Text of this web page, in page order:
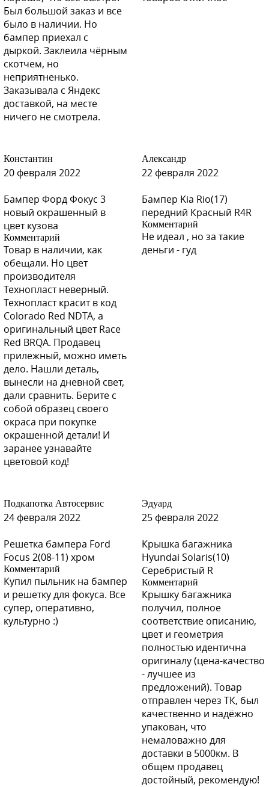
Был большой заказ и все
было в наличии. Но
бампер приехал с
дыркой. Заклеила чёрным
скотчем, но
неприятненько.
Заказывала с Яндекс
доставкой, на месте
ничего не смотрела.
Константин
20 февраля 2022
Бампер Форд Фокус 3
новый окрашенный в
цвет кузова
Комментарий
Товар в наличии, как
обещали. Но цвет
производителя
Технопласт неверный.
Технопласт красит в код
Colorado Red NDTA, а
оригинальный цвет Race
Red BRQA. Продавец
прилежный, можно иметь
дело. Нашли деталь,
вынесли на дневной свет,
дали сравнить. Берите с
собой образец своего
окраса при покупке
окрашенной детали! И
заранее узнавайте
цветовой код!
Александр
22 февраля 2022
Бампер Kia Rio(17)
передний Красный R4R
Комментарий
Не идеал , но за такие
деньги - гуд
Подкапотка Автосервис
24 февраля 2022
Решетка бампера Ford
Focus 2(08-11) хром
Комментарий
Купил пыльник на бампер
и решетку для фокуса. Все
супер, оперативно,
культурно :)
Эдуард
25 февраля 2022
Крышка багажника
Hyundai Solaris(10)
Серебристый R
Комментарий
Крышку багажника
получил, полное
соответствие описанию,
цвет и геометрия
полностью идентична
оригиналу (цена-качество
- лучшее из
предложений). Товар
отправлен через ТК, был
качественно и надёжно
упакован, что
немаловажно для
доставки в 5000км. В
общем продавец
достойный, рекомендую!